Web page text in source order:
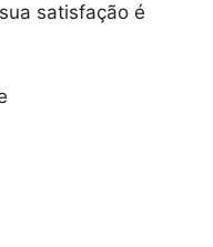
satisfação é